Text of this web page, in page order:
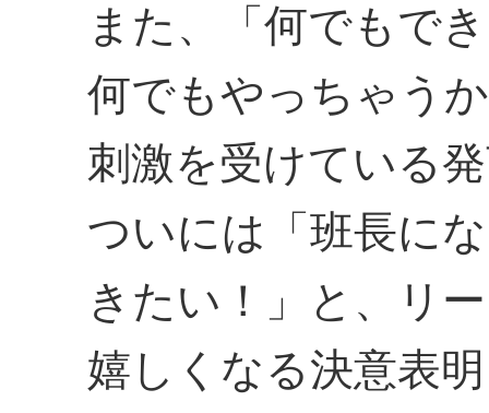
また、「何でもで
何でもやっちゃう
刺激を受けている
ついには「班長に
きたい！」と、リ
嬉しくなる決意表